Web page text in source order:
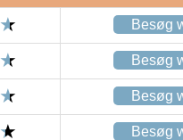
Besøg
Besøg
Besøg
Besøg